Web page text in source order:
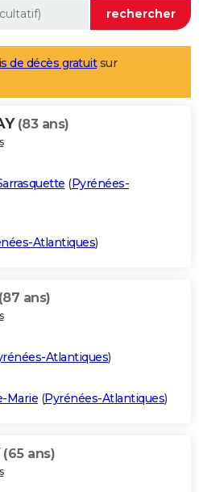
de décès gratuitsur
(83 ans)
(Pyrénées-
Atlantiques)
(87 ans)
Atlantiques)
Marie (Pyrénées-Atlantiques)
(65 ans)